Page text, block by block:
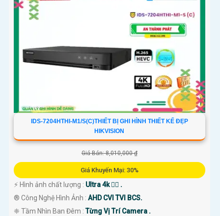
IDS-7204HTHI-M1/S(C)THIẾT BỊ GHI HÌNH THIẾT KẾ ĐẸP
HIKVISION
Giá Bán: 8,010,000 ₫
Giá Khuyến Mại: 30%
️⚡ Hình ảnh chất lượng : Ultra 4k 👍🏾 .
®️ Công Nghệ Hình Ảnh : AHD CVI TVI BCS.
❈ Tầm Nhìn Ban Đêm :Từng Vị Trí Camera .